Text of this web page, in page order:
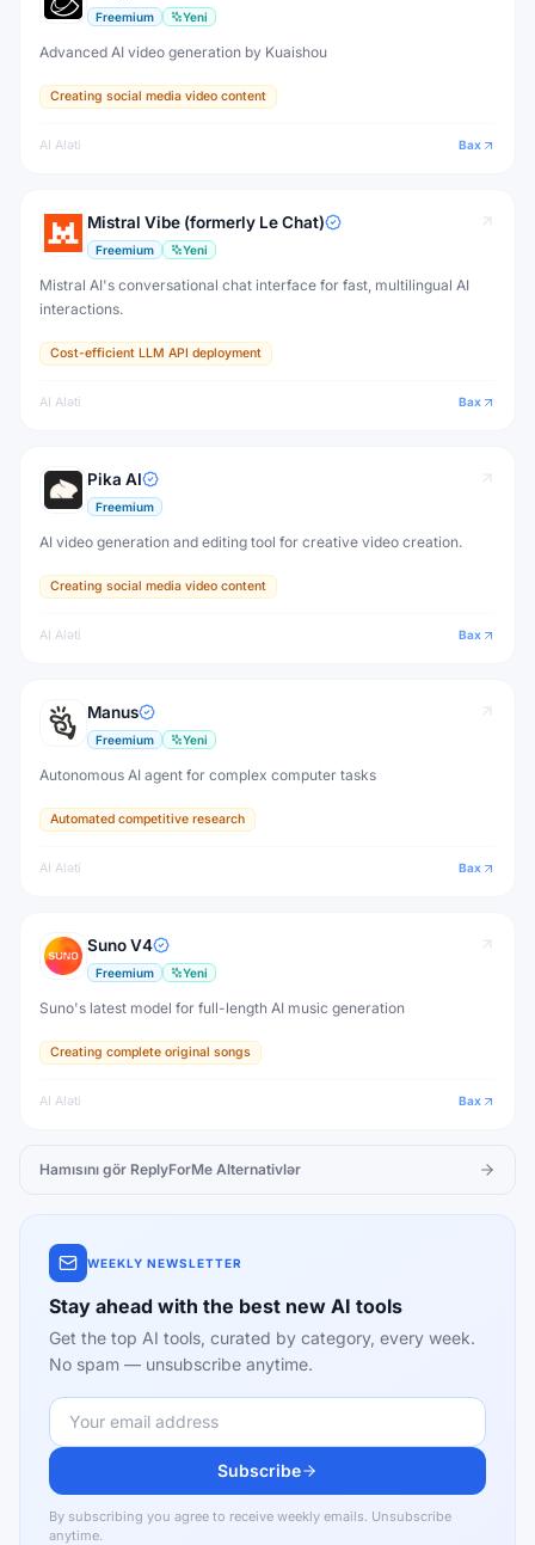
Freemium Yeni
Advanced AI video generation by Kuaishou
Creating social media video content
AI Aləti Bax
Mistral Vibe (formerly Le Chat)
Freemium Yeni
Mistral AI's conversational chat interface for fast, multilingual AI
interactions.
Cost-efficient LLM API deployment
AI Aləti Bax
Pika AI
Freemium
AI video generation and editing tool for creative video creation.
Creating social media video content
AI Aləti Bax
Manus
Freemium Yeni
Autonomous AI agent for complex computer tasks
Automated competitive research
AI Aləti Bax
Suno V4
Freemium Yeni
Suno's latest model for full-length AI music generation
Creating complete original songs
AI Aləti Bax
Hamısını gör ReplyForMe Alternativlər
WEEKLY NEWSLETTER
Stay ahead with the best new AI tools
Get the top AI tools, curated by category, every week.
No spam — unsubscribe anytime.
Subscribe
By subscribing you agree to receive weekly emails. Unsubscribe
anytime.